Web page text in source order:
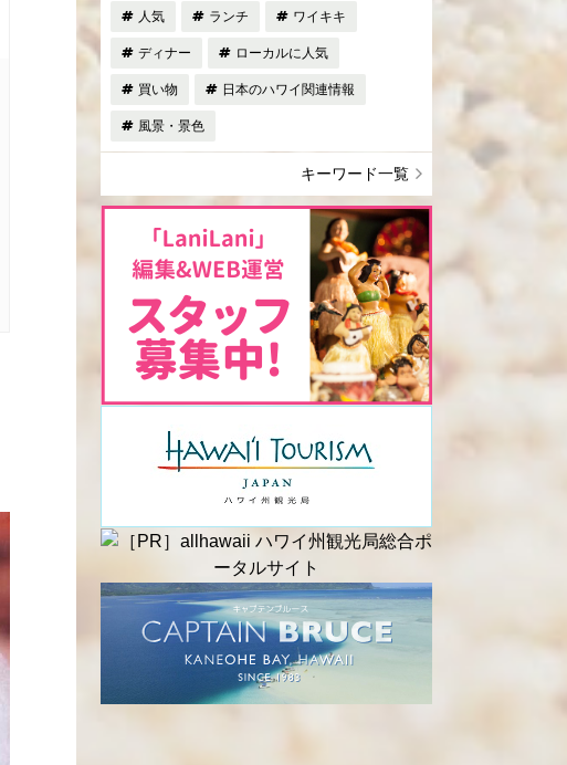
人気 ランチ ワイキキ
ディナー ローカルに人気
買い物 日本のハワイ関連情報
風景・景色
キーワード一覧